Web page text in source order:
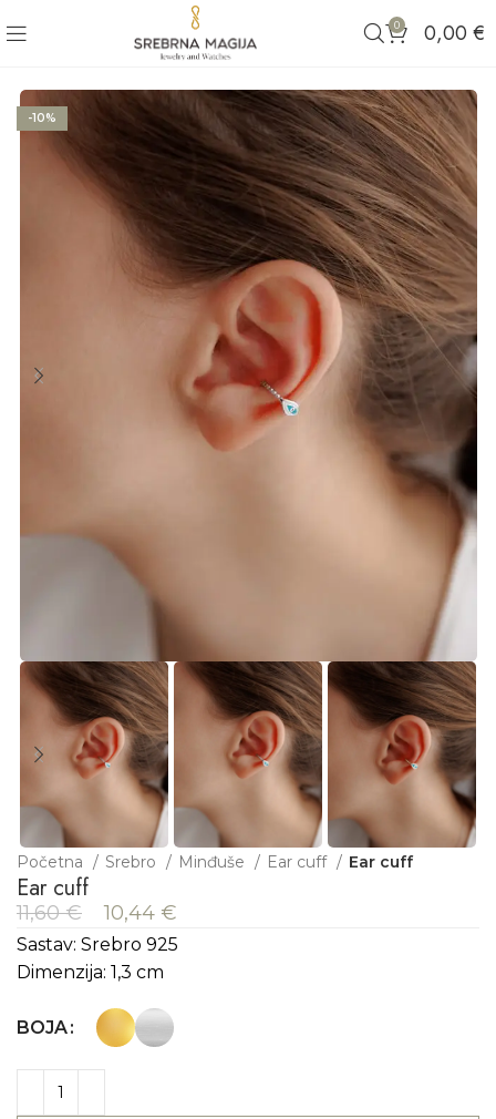
0 0,00 €
-10%
Početna Srebro Minđuše Ear cuff Ear cuff
Ear cuff
11,60€ 10,44 €
Sastav: Srebro 925
Dimenzija: 1,3 cm
BOJA